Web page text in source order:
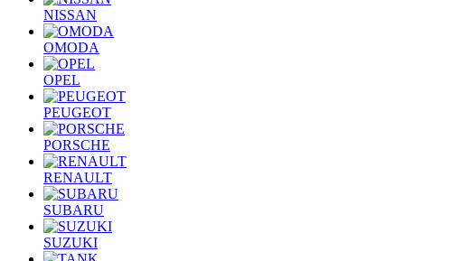
NISSAN
OMODA
OPEL
PEUGEOT
PORSCHE
RENAULT
SUBARU
SUZUKI